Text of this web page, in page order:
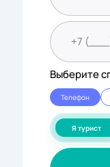
Выберите
Телефон
Я турист